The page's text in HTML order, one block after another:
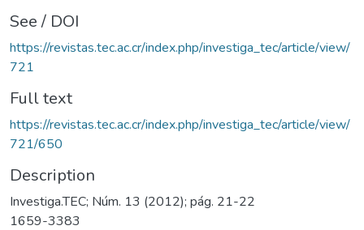
See / DOI
https://revistas.tec.ac.cr/index.php/investiga_tec/article/view/
721
Full text
https://revistas.tec.ac.cr/index.php/investiga_tec/article/view/
721/650
Description
Investiga.TEC; Núm. 13 (2012); pág. 21-22
1659-3383